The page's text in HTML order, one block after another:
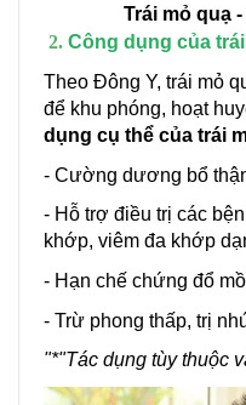
Trái mỏ quạ
Công dụng của
Theo Đông Y, trái mỏ
để khu phóng, hoạt
dụng cụ thể của trái
- Cường dương bổ
- Hỗ trợ điều trị các
khớp, viêm đa khớp
- Hạn chế chứng đổ
- Trừ phong thấp, trị
"*"Tác dụng tùy thuộc